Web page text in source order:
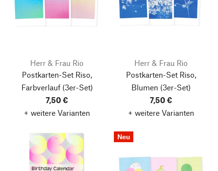
Herr & Frau Rio
Postkarten-Set Riso,
Farbverlauf(3er-Set)
7,50 €
+ weitere Varianten
Herr & Frau Rio
Postkarten-Set Riso,
Blumen (3er-Set)
7,50 €
+ weitere Varianten
Neu